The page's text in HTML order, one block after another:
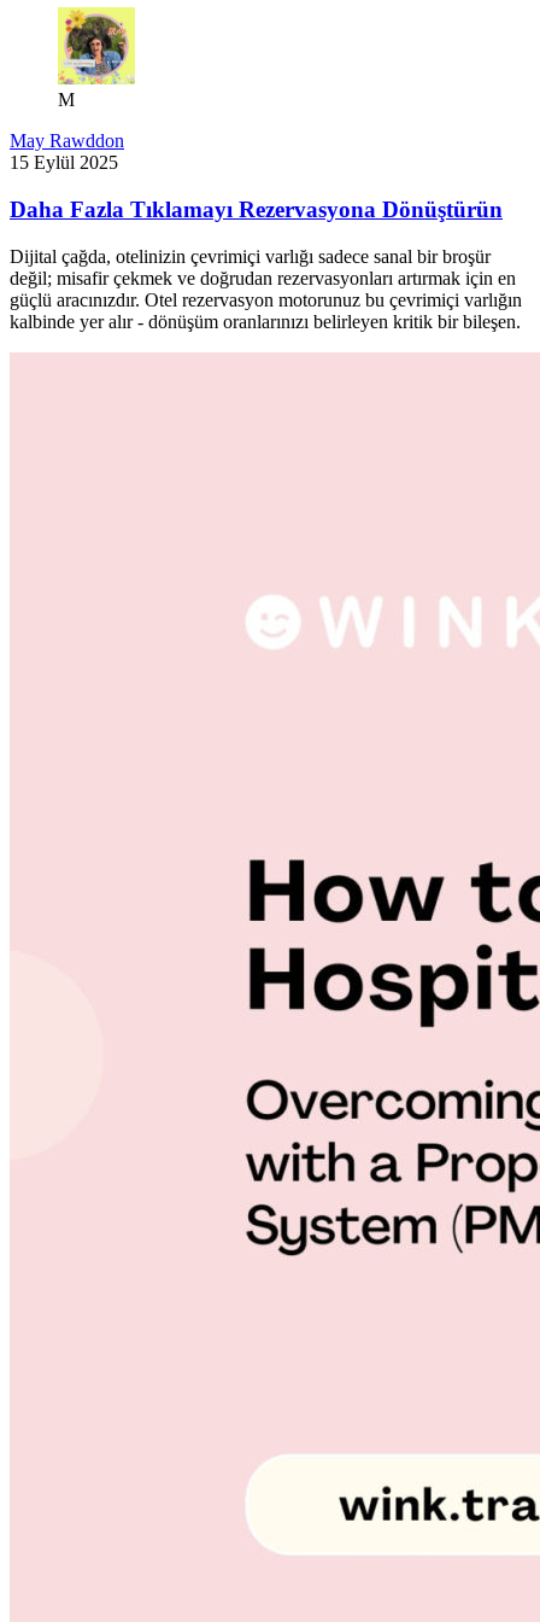
M
May Rawddon
15 Eylül 2025
Daha Fazla Tıklamayı Rezervasyona Dönüştürün
Dijital çağda, otelinizin çevrimiçi varlığı sadece sanal bir broşür
değil; misafir çekmek ve doğrudan rezervasyonları artırmak için en
güçlü aracınızdır. Otel rezervasyon motorunuz bu çevrimiçi varlığın
kalbinde yer alır - dönüşüm oranlarınızı belirleyen kritik bir bileşen.